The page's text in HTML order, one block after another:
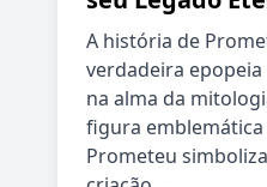
A história de
verdadeira epopeia
na alma da
figura
Prometeu